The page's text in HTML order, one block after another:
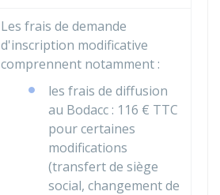
Les frais de demande
d'inscription modificative
comprennent notamment :
les frais de diffusion
au Bodacc : 116 € TTC
pour certaines
modifications
(transfert de siège
social, changement de